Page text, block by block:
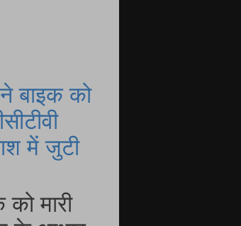
बाइक को
में जुटी
मारी